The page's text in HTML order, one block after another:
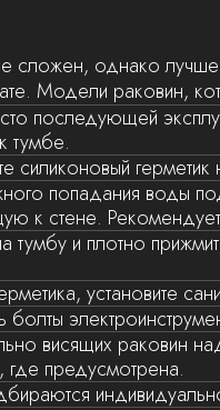
сложен, однако
Модели раковин,
последующей
тумбе.
силиконовый
попадания воды
к стене.
тумбу и плотно
установите
висящих раковин
где предусмотрена.